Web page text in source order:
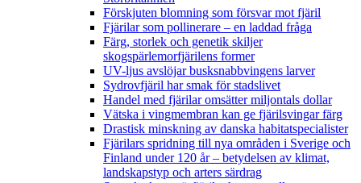
Förskjuten blomning som försvar mot fjäril
Fjärilar som pollinerare – en laddad fråga
Färg, storlek och genetik skiljer
skogspärlemorfjärilens former
UV-ljus avslöjar busksnabbvingens larver
Sydrovfjäril har smak för stadslivet
Handel med fjärilar omsätter miljontals dollar
Vätska i vingmembran kan ge fjärilsvingar färg
Drastisk minskning av danska habitatspecialister
Fjärilars spridning till nya områden i Sverige och
Finland under 120 år– betydelsen av klimat,
landskapstyp och arters särdrag